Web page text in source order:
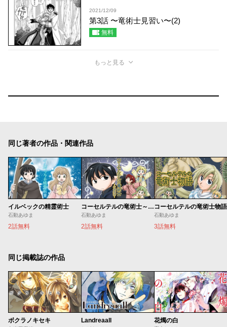
2021/12/09
第3話 〜竜術士見習い〜(2)
無料
もっと見る
同じ著者の作品・関連作品
イルベックの精霊術士
石動あゆま
2話無料
コーセルテルの竜術士～子竜物語～
石動あゆま
2話無料
コーセルテルの竜術士物語
石動あゆま
3話無料
同じ掲載誌の作品
ボクラノキセキ Landreaall 花燭の白